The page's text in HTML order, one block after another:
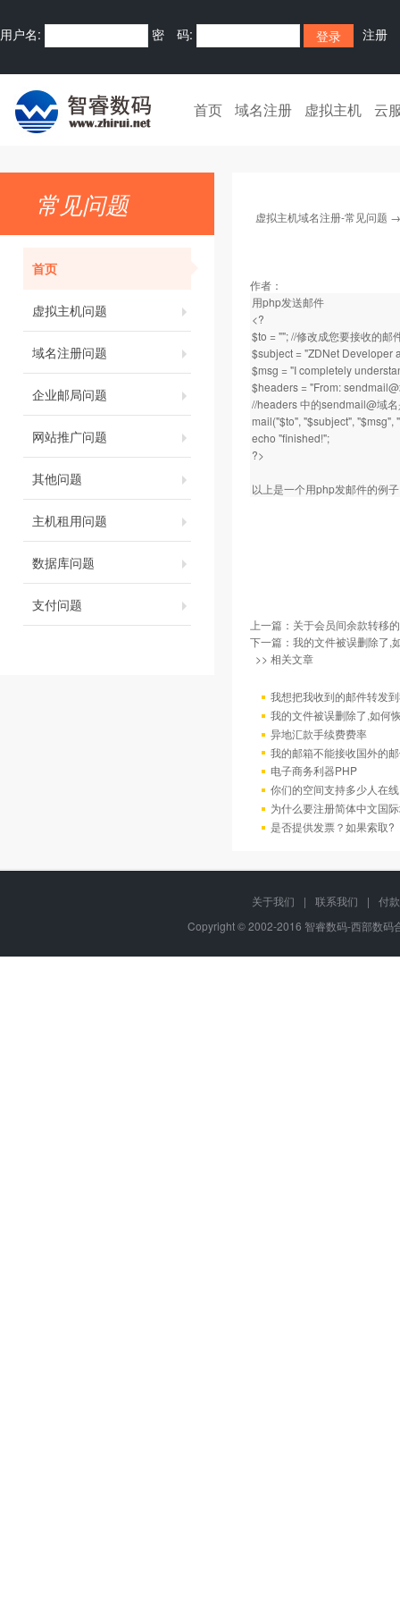
用户名: 密 码: 注册
首页 域名注册 虚拟主机 云
常见问题
首页
虚拟主机问题
域名注册问题
企业邮局问题
网站推广问题
其他问题
主机租用问题
数据库问题
支付问题
虚拟主机域名注册-常见问题
作者：
用php发送邮件
<?
$to = ""; //修改成您要接收的邮
$subject = "ZDNet
$msg = "I completely
$headers = "From:
//headers 中的sendmail@域
mail("$to", "$subject", "$msg",
echo "finished!";
?>
以上是一个用php发邮件的例
上一篇： 关于会员间余款转移
下一篇： 我的文件被误删除了,
>> 相关文章
我想把我收到的邮件转发
我的文件被误删除了,如何
异地汇款手续费费率
我的邮箱不能接收国外的
电子商务利器PHP
你们的空间支持多少人在
为什么要注册简体中文国
是否提供发票？如果索取?
关于我们 | 联系我们 |
付
Copyright © 2002-2016 智睿数码-西部数